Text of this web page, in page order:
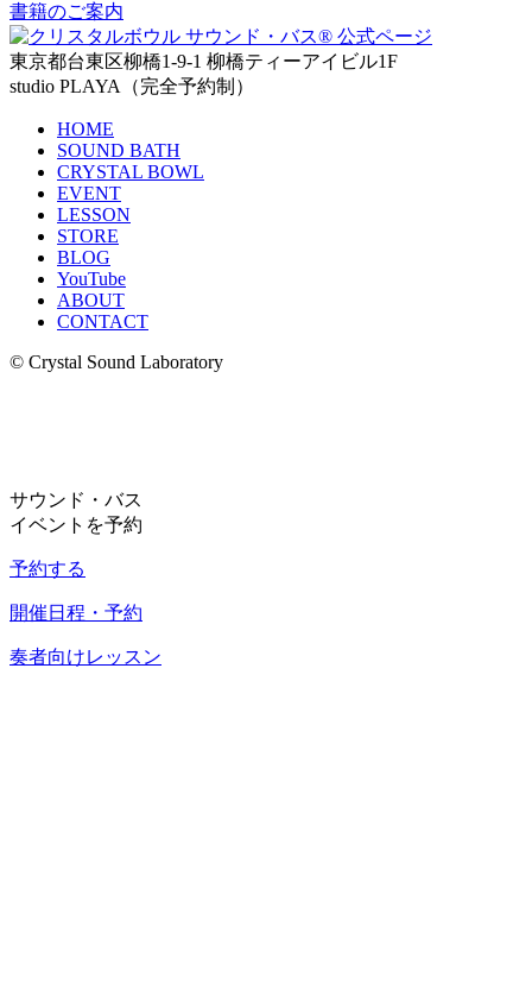
書籍のご案内
東京都台東区柳橋1-9-1 柳橋ティーアイビル1F
studio PLAYA（完全予約制）
HOME
SOUND BATH
CRYSTAL BOWL
EVENT
LESSON
STORE
BLOG
YouTube
ABOUT
CONTACT
© Crystal Sound Laboratory
サウンド・バス
イベントを予約
予約する
開催日程・予約
奏者向けレッスン